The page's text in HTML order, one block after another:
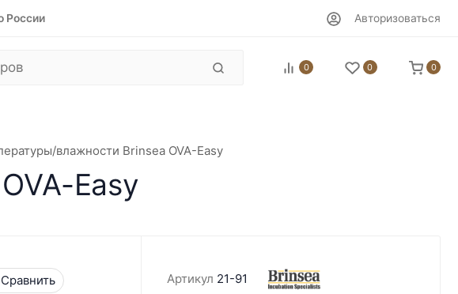
России Авторизоваться
0 0 0
влажности Brinsea OVA-Easy
Easy
Сравнить Артикул 21-91